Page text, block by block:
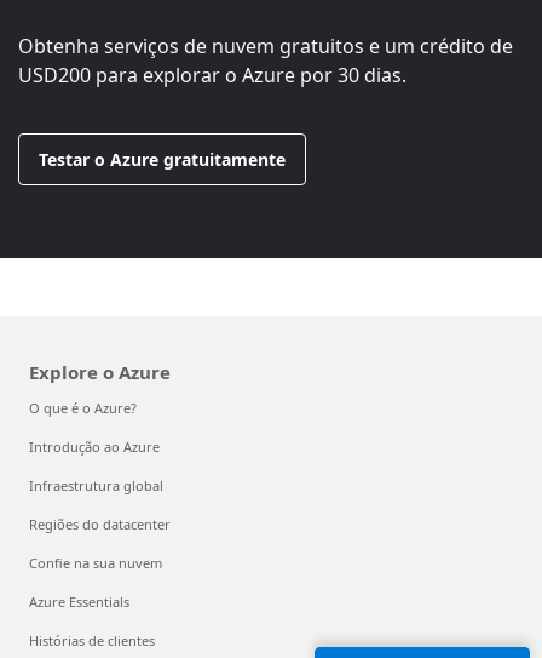
Obtenha serviços de nuvem gratuitos e um crédito de
USD200 para explorar o Azure por 30 dias.
Testar o Azure gratuitamente
Explore o Azure
O que é o Azure?
Introdução ao Azure
Infraestrutura global
Regiões do datacenter
Confie na sua nuvem
Azure Essentials
Histórias de clientes